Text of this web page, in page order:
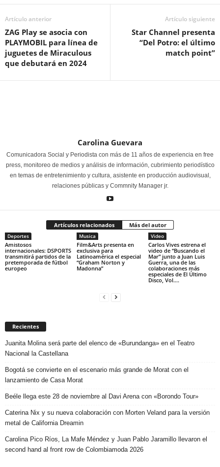
Artículo anterior
ZAG Play se asocia con
PLAYMOBIL para línea de
juguetes de Miraculous
que debutará en 2024
Artículo siguiente
Star Channel presenta
“Del Potro: el último
match point”
Carolina Guevara
Comunicadora Social y Periodista con más de 11 años de experiencia en free
press, monitoreo de medios y análisis de información, cubrimiento periodístico
en temas de entretenimiento y cultura, asistente en producción audiovisual,
relaciones públicas y Commnity Manager jr.
Artículos relacionados Más del autor
Deportes
Amistosos
internacionales: DSPORTS
transmitirá partidos de la
pretemporada de fútbol
europeo
Musica
Film&Arts presenta en
exclusiva para
Latinoamérica el especial
“Graham Norton y
Madonna”
Video
Carlos Vives estrena el
video de “Buscando el
Mar” junto a Juan Luis
Guerra, una de las
colaboraciones más
especiales de El Último
Disco, Vol....
Recientes
Juanita Molina será parte del elenco de «Burundanga» en el Teatro
Nacional la Castellana
Bogotá se convierte en el escenario más grande de Morat con el
lanzamiento de Casa Morat
Beéle llega este 28 de noviembre al Davi Arena con «Borondo Tour»
Caterina Nix y su nueva colaboración con Morten Veland para la versión
metal de California Dreamin
Carolina Pico Ríos, La Mafe Méndez y Juan Pablo Jaramillo llevaron el
second hand al front row de Colombiamoda 2026